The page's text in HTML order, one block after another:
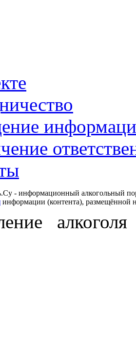
- информационный алкогольный
информации (контента), размещённой